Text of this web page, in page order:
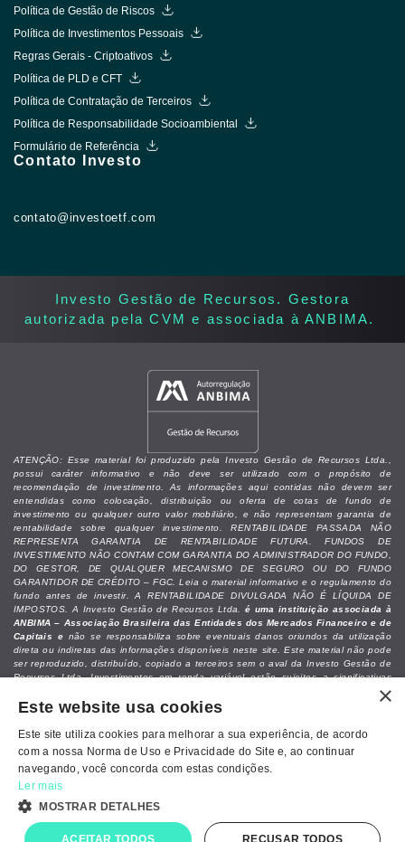
Política de Gestão de Riscos
Política de Investimentos Pessoais
Regras Gerais - Criptoativos
Política de PLD e CFT
Política de Contratação de Terceiros
Política de Responsabilidade Socioambiental
Formulário de Referência
Contato Investo
contato@investoetf.com
Investo Gestão de Recursos. Gestora
autorizada pela CVM e associada à ANBIMA. ​
ATENÇÃO: Esse material foi produzido pela Investo Gestão de Recursos Ltda.,
possui caráter informativo e não deve ser utilizado com o propósito de
recomendação de investimento. As informações aqui contidas não devem ser
entendidas como colocação, distribuição ou oferta de cotas de fundo de
investimento ou qualquer outro valor mobiliário, e não representam garantia de
rentabilidade sobre qualquer investimento. RENTABILIDADE PASSADA NÃO
REPRESENTA GARANTIA DE RENTABILIDADE FUTURA. FUNDOS DE
INVESTIMENTO NÃO CONTAM COM GARANTIA DO ADMINISTRADOR DO FUNDO,
DO GESTOR, DE QUALQUER MECANISMO DE SEGURO OU DO FUNDO
GARANTIDOR DE CRÉDITO – FGC. Leia o material informativo e o regulamento do
fundo antes de investir. A RENTABILIDADE DIVULGADA NÃO É LÍQUIDA DE
IMPOSTOS. A Investo Gestão de Recursos Ltda. é uma instituição associada à
ANBIMA – Associação Brasileira das Entidades dos Mercados Financeiro e de
Capitais e não se responsabiliza sobre eventuais danos oriundos da utilização
direta ou indiretas das informações disponíveis neste site. Este material não pode
ser reproduzido, distribuído, copiado a terceiros sem o aval da Investo Gestão de
Recursos Ltda. Investimentos em renda variável estão sujeitos a significativas
perdas patrimoniais do capital alocado. Recomendamos que as decisões de
investimentos sejam analisadas junto a um assessor de investimentos ou
individuais do investidor.
×
Este website usa cookies
Este site utiliza cookies para melhorar a sua experiência, de acordo
com a nossa Norma de Uso e Privacidade do Site e, ao continuar
navegando, você concorda com estas condições.
Ler mais
MOSTRAR DETALHES
ACEITAR TODOS RECUSAR TODOS